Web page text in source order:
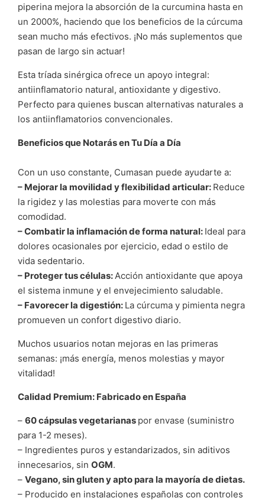
piperina mejora la absorción de la curcumina hasta en
un 2000%, haciendo que los beneficios de la cúrcuma
sean mucho más efectivos. ¡No más suplementos que
pasan de largo sin actuar!
Esta tríada sinérgica ofrece un apoyo integral:
antiinflamatorio natural, antioxidante y digestivo.
Perfecto para quienes buscan alternativas naturales a
los antiinflamatorios convencionales.
Beneficios que Notarás en Tu Día a Día
Con un uso constante, Cumasan puede ayudarte a:
– Mejorar la movilidad y flexibilidad articular: Reduce
la rigidez y las molestias para moverte con más
comodidad.
– Combatir la inflamación de forma natural: Ideal para
dolores ocasionales por ejercicio, edad o estilo de
vida sedentario.
– Proteger tus células: Acción antioxidante que apoya
el sistema inmune y el envejecimiento saludable.
– Favorecer la digestión: La cúrcuma y pimienta negra
promueven un confort digestivo diario.
Muchos usuarios notan mejoras en las primeras
semanas: ¡más energía, menos molestias y mayor
vitalidad!
Calidad Premium: Fabricado en España
– 60 cápsulas vegetarianas por envase (suministro
para 1-2 meses).
– Ingredientes puros y estandarizados, sin aditivos
innecesarios, sin OGM.
– Vegano, sin gluten y apto para la mayoría de dietas.
– Producido en instalaciones españolas con controles